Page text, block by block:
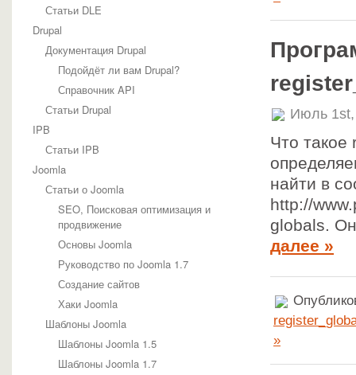
Статьи DLE
Drupal
Документация Drupal
Подойдёт ли вам Drupal?
Справочник API
Статьи Drupal
IPB
Статьи IPB
Joomla
Статьи о Joomla
SEO, Поисковая оптимизация и
продвижение
Основы Joomla
Руководство по Joomla 1.7
Создание сайтов
Хаки Joomla
Шаблоны Joomla
Шаблоны Joomla 1.5
Шаблоны Joomla 1.7
Июль
Что такое
найти в
http://
globals.
далее »
»